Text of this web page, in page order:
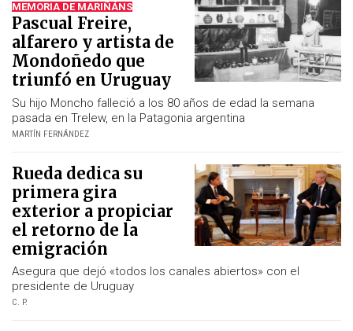
MEMORIA DE MARIÑÁNS
Pascual Freire,
alfarero y artista de
Mondoñedo que
triunfó en Uruguay
Su hijo Moncho falleció a los 80 años de edad la semana
pasada en Trelew, en la Patagonia argentina
MARTÍN FERNÁNDEZ
Rueda dedica su
primera gira
exterior a propiciar
el retorno de la
emigración
Asegura que dejó «todos los canales abiertos» con el
presidente de Uruguay
C. P.